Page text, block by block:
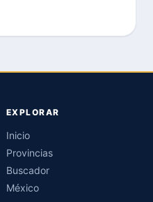
EXPLORAR
Inicio
Provincias
Buscador
México